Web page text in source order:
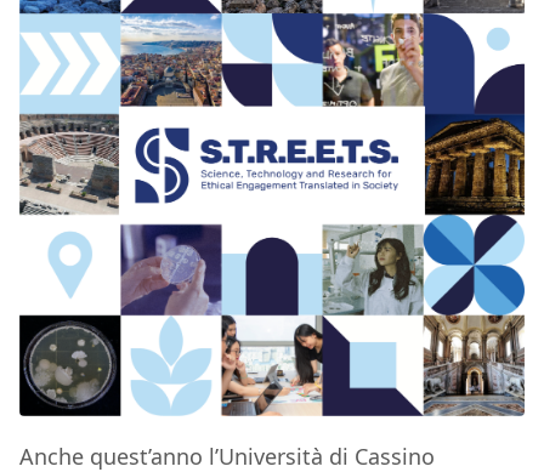
Anche quest’anno l’Università di Cassino